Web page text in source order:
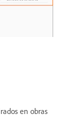
en obras